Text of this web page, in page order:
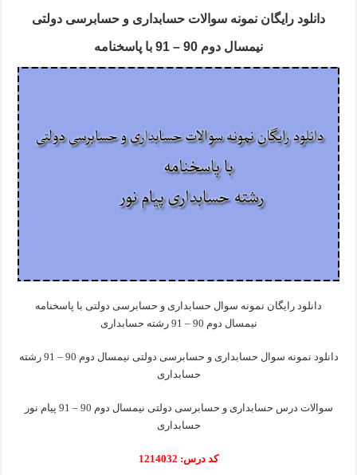
دانلود رایگان نمونه سوالات حسابداری و حسابرسی دولتی
نیمسال دوم 90 – 91 با پاسخنامه
دانلود رایگان نمونه سوال حسابداری و حسابرسی دولتی با پاسخنامه
نیمسال دوم 90 – 91 رشته حسابداری
دانلود نمونه سوال حسابداری و حسابرسی دولتی نیمسال دوم 90 – 91 رشته
حسابداری
سوالات درس حسابداری و حسابرسی دولتی نیمسال دوم 90 – 91 پیام نور
حسابداری
کد درس: 1214032